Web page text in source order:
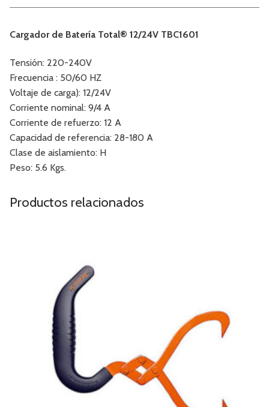
Cargador de Batería Total® 12/24V TBC1601
Tensión: 220-240V
Frecuencia : 50/60 HZ
Voltaje de carga): 12/24V
Corriente nominal: 9/4 A
Corriente de refuerzo: 12 A
Capacidad de referencia: 28-180 A
Clase de aislamiento: H
Peso: 5.6 Kgs.
Productos relacionados